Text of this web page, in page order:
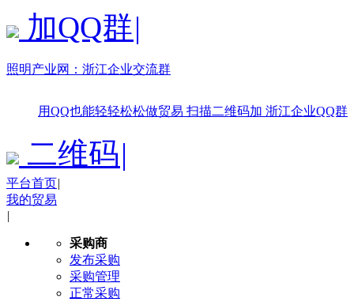
加QQ群|
照明产业网： 浙江企业交流群
用QQ也能轻轻松松做贸易 扫描二维码加 浙江企业QQ群
二维码|
平台首页|
我的贸易
|
采购商
发布采购
采购管理
正常采购